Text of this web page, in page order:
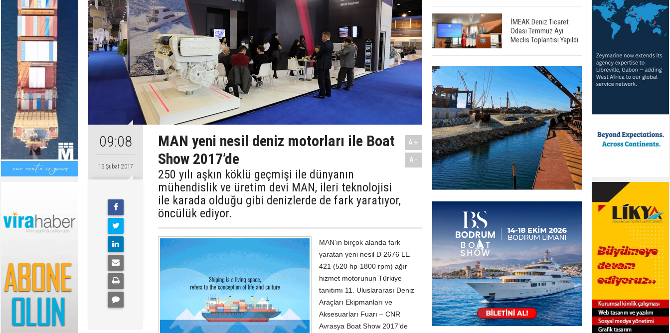
09:08
13 Şubat 2017
MAN yeni nesil deniz motorları ile Boat
Show 2017’de
250 yılı aşkın köklü geçmişi ile dünyanın
mühendislik ve üretim devi MAN, ileri teknolojisi
ile karada olduğu gibi denizlerde de fark yaratıyor,
öncülük ediyor.
A+
A-
MAN’ın birçok alanda fark
yaratan yeni nesil D 2676 LE
421 (520 hp-1800 rpm) ağır
hizmet motorunun Türkiye
tanıtımı 11. Uluslararası Deniz
Araçları Ekipmanları ve
Aksesuarları Fuarı – CNR
Avrasya Boat Show 2017’de
İMEAK Deniz Ticaret
Odası Temmuz Ayı
Meclis Toplantısı Yapıldı